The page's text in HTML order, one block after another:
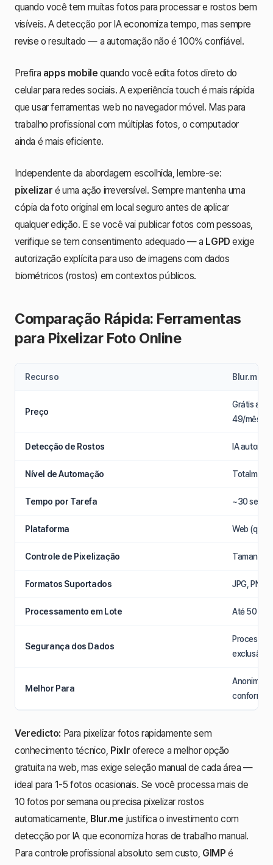
quando você tem muitas fotos para processar e rostos bem
visíveis. A detecção por IA economiza tempo, mas sempre
revise o resultado — a automação não é 100% confiável.
Prefira apps mobile quando você edita fotos direto do
celular para redes sociais. A experiência touch é mais rápida
que usar ferramentas web no navegador móvel. Mas para
trabalho profissional com múltiplas fotos, o computador
ainda é mais eficiente.
Independente da abordagem escolhida, lembre-se:
pixelizar é uma ação irreversível. Sempre mantenha uma
cópia da foto original em local seguro antes de aplicar
qualquer edição. E se você vai publicar fotos com pessoas,
verifique se tem consentimento adequado — a LGPD exige
autorização explícita para uso de imagens com dados
biométricos (rostos) em contextos públicos.
Comparação Rápida: Ferramentas
para Pixelizar Foto Online
Recurso Blur.me
Preço
Grátis até
49/mês
Detecção de Rostos IA
Nível de Automação
Tempo por Tarefa ~30
Plataforma Web
Controle de Pixelização Tamanho
Formatos Suportados JPG, PNG,
Processamento em Lote Até 50
Segurança dos Dados
exclusão
Melhor Para
Veredicto: Para pixelizar fotos rapidamente sem
conhecimento técnico, Pixlr oferece a melhor opção
gratuita na web, mas exige seleção manual de cada área —
ideal para 1-5 fotos ocasionais. Se você processa mais de
10 fotos por semana ou precisa pixelizar rostos
automaticamente, Blur.me justifica o investimento com
detecção por IA que economiza horas de trabalho manual.
Para controle profissional absoluto sem custo, GIMP é